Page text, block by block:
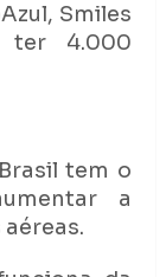
Smiles
ter 4.000
tem o
a